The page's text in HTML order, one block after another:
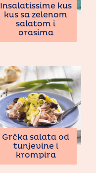
Insalatissime kus
kus sa zelenom
salatom i
orasima
Grčka salata od
tunjevine i
krompira